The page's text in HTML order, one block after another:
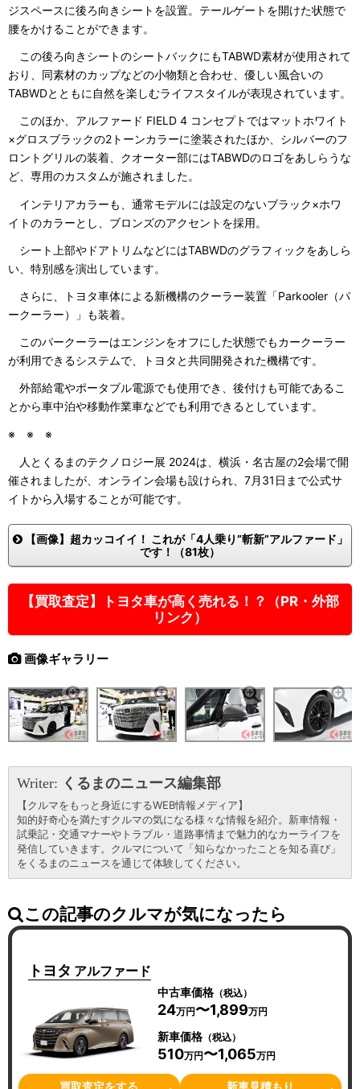
ジスペースに後ろ向きシートを設置。テールゲートを開けた状態で
腰をかけることができます。
この後ろ向きシートのシートバックにもTABWD素材が使用されて
おり、同素材のカップなどの小物類と合わせ、優しい風合いの
TABWDとともに自然を楽しむライフスタイルが表現されています。
このほか、アルファード FIELD 4 コンセプトではマットホワイト
×グロスブラックの2トーンカラーに塗装されたほか、シルバーのフ
ロントグリルの装着、クオーター部にはTABWDのロゴをあしらうな
ど、専用のカスタムが施されました。
インテリアカラーも、通常モデルには設定のないブラック×ホワ
イトのカラーとし、ブロンズのアクセントを採用。
シート上部やドアトリムなどにはTABWDのグラフィックをあしら
い、特別感を演出しています。
さらに、トヨタ車体による新機構のクーラー装置「Parkooler（パ
ークーラー）」も装着。
このパークーラーはエンジンをオフにした状態でもカークーラー
が利用できるシステムで、トヨタと共同開発された機構です。
外部給電やポータブル電源でも使用でき、後付けも可能であるこ
とから車中泊や移動作業車などでも利用できるとしています。
※ ※ ※
人とくるまのテクノロジー展 2024は、横浜・名古屋の2会場で開
催されましたが、オンライン会場も設けられ、7月31日まで公式サ
イトから入場することが可能です。
【画像】超カッコイイ！ これが「4人乗り”斬新”アルファード」
です！（81枚）
【買取査定】トヨタ車が高く売れる！？（PR・外部
リンク）
画像ギャラリー
Writer: くるまのニュース編集部
【クルマをもっと身近にするWEB情報メディア】
知的好奇心を満たすクルマの気になる様々な情報を紹介。新車情報・
試乗記・交通マナーやトラブル・道路事情まで魅力的なカーライフを
発信していきます。クルマについて「知らなかったことを知る喜び」
をくるまのニュースを通じて体験してください。
この記事のクルマが気になったら
トヨタ アルファード
中古車価格（税込）
24万円〜1,899万円
新車価格（税込）
510万円〜1,065万円